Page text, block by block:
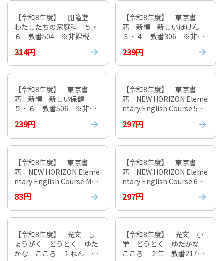
【令和8年度】 開隆堂
わたしたちの家庭科 ５・
６ 教番504 ※非課税
314円
【令和8年度】 東京書
籍 新編 新しいほけん
３・４ 教番306 ※非課
239円
【令和8年度】 東京書
籍 新編 新しい保健
５・６ 教番506 ※非課
239円
【令和8年度】 東京書
籍 NEW HORIZON Eleme
ntary English Course 5
297円
【令和8年度】 東京書
籍 NEW HORIZON Eleme
ntary English Course My P
0 ※非課税
83円
【令和8年度】 東京書
籍 NEW HORIZON Eleme
ntary English Course 6
297円
【令和8年度】 光文 し
ょうがく どうとく ゆた
かな こころ １ねん 教
【令和8年度】 光文 小
学 どうとく ゆたかな
こころ ２年 教番217